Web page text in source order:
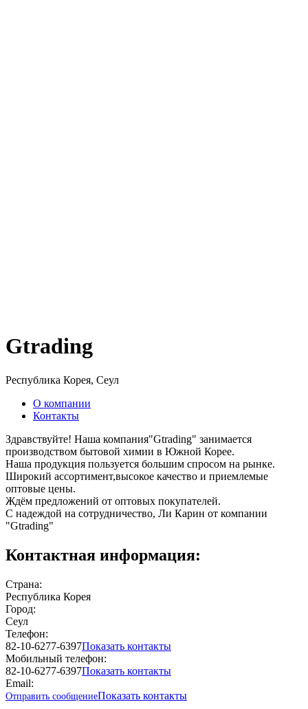
Gtrading
Республика Корея, Сеул
О компании
Контакты
Здравствуйте! Наша компания"Gtrading" занимается
производством бытовой химии в Южной Корее.
Наша продукция пользуется большим спросом на рынке.
Широкий ассортимент,высокое качество и приемлемые
оптовые цены.
Ждём предложений от оптовых покупателей.
С надеждой на сотрудничество, Ли Карин от компании
"Gtrading"
Контактная информация:
Страна:
Республика Корея
Город:
Сеул
Телефон:
82-10-6277-6397Показать контакты
Мобильный телефон:
82-10-6277-6397Показать контакты
Email:
Отправить сообщениеПоказать контакты